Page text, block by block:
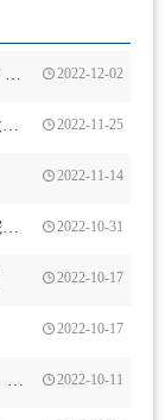
2022-12-02
2022-11-25
学习二十大精神、汲取奋斗力量——浙江大学生仪学院生医所教工党支部学习党的二十大精神主题党日
2022-11-14
2022-10-31
2022-10-17
2022-10-17
2022-10-11